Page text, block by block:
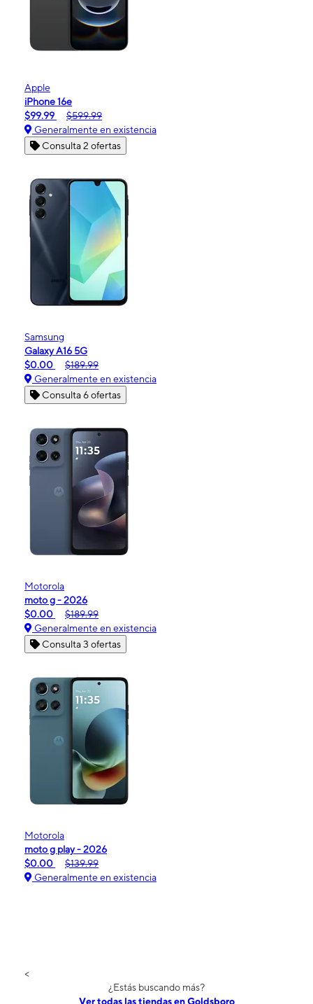
Apple
iPhone 16e
$99.99
$599.99
Generalmente en existencia
Consulta 2 ofertas
Samsung
Galaxy A16 5G
$0.00
$189.99
Generalmente en existencia
Consulta 6 ofertas
Motorola
moto g - 2026
$0.00
$189.99
Generalmente en existencia
Consulta 3 ofertas
Motorola
moto g play - 2026
$0.00
$139.99
Generalmente en existencia
<
¿Estás buscando más?
Ver todas las tiendas en Goldsboro